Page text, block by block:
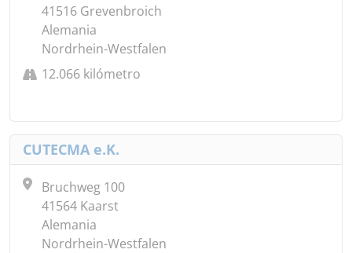
41516 Grevenbroich
Alemania
Nordrhein-Westfalen
12.066 kilómetro
CUTECMA e.K.
Bruchweg 100
41564 Kaarst
Alemania
Nordrhein-Westfalen